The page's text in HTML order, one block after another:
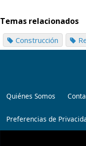
Temas relacionados
Construcción
Quiénes Somos
Preferencias de